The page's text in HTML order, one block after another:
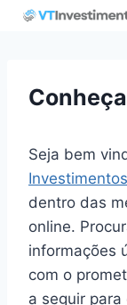
Pular
Seja bem
Investimentos
dentro das
online.
informações
com o
a seguir